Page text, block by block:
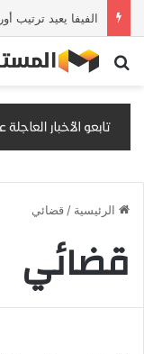
الفيفا يعيد ترتيب
بحث عن
الرئيسية / قضائي
قضائي